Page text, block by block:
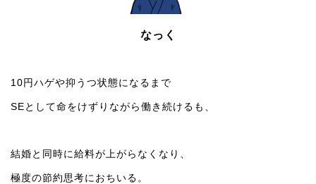
なっく
10円ハゲや抑うつ状態になるまで
SEとして命をけずりながら働き続けるも、
結婚と同時に給料が上がらなくなり、
極度の節約思考におちいる。